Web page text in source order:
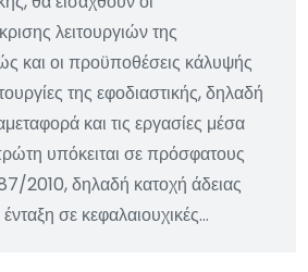
λειτουργιών της
και οι προϋποθέσεις κάλυψής
της εφοδιαστικής, δηλαδή
και τις εργασίες μέσα
υπόκειται σε πρόσφατους
2010, δηλαδή κατοχή άδειας
σε κεφαλαιουχικές…